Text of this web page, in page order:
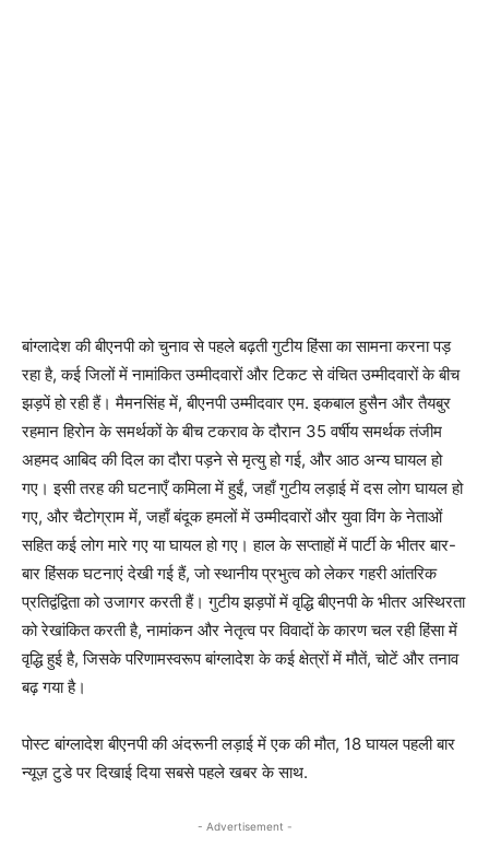
बांग्लादेश की बीएनपी को चुनाव से पहले बढ़ती गुटीय हिंसा का सामना करना पड़
रहा है, कई जिलों में नामांकित उम्मीदवारों और टिकट से वंचित उम्मीदवारों के बीच
झड़पें हो रही हैं। मैमनसिंह में, बीएनपी उम्मीदवार एम. इकबाल हुसैन और तैयबुर
रहमान हिरोन के समर्थकों के बीच टकराव के दौरान 35 वर्षीय समर्थक तंजीम
अहमद आबिद की दिल का दौरा पड़ने से मृत्यु हो गई, और आठ अन्य घायल हो
गए। इसी तरह की घटनाएँ कमिला में हुईं, जहाँ गुटीय लड़ाई में दस लोग घायल हो
गए, और चैटोग्राम में, जहाँ बंदूक हमलों में उम्मीदवारों और युवा विंग के नेताओं
सहित कई लोग मारे गए या घायल हो गए। हाल के सप्ताहों में पार्टी के भीतर बार-
बार हिंसक घटनाएं देखी गई हैं, जो स्थानीय प्रभुत्व को लेकर गहरी आंतरिक
प्रतिद्वंद्विता को उजागर करती हैं। गुटीय झड़पों में वृद्धि बीएनपी के भीतर अस्थिरता
को रेखांकित करती है, नामांकन और नेतृत्व पर विवादों के कारण चल रही हिंसा में
वृद्धि हुई है, जिसके परिणामस्वरूप बांग्लादेश के कई क्षेत्रों में मौतें, चोटें और तनाव
बढ़ गया है।
पोस्ट बांग्लादेश बीएनपी की अंदरूनी लड़ाई में एक की मौत, 18 घायल पहली बार
न्यूज़ टुडे पर दिखाई दिया सबसे पहले खबर के साथ.
- Advertisement -